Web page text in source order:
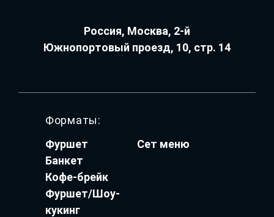
Россия, Москва, 2-й
Южнопортовый проезд, 10, стр. 14
Форматы:
Фуршет
Банкет
Кофе-брейк
Фуршет/Шоу-
кукинг
Сет меню